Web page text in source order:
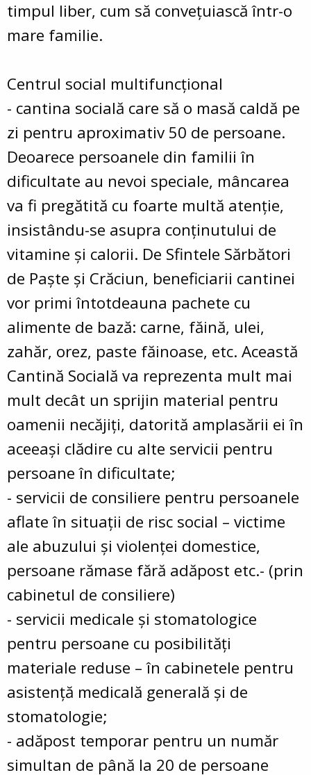
timpul liber, cum să conveţuiască într-o
mare familie.
Centrul social multifuncţional
- cantina socială care să o masă caldă pe
zi pentru aproximativ 50 de persoane.
Deoarece persoanele din familii în
dificultate au nevoi speciale, mâncarea
va fi pregătită cu foarte multă atenţie,
insistându-se asupra conţinutului de
vitamine şi calorii. De Sfintele Sărbători
de Paşte şi Crăciun, beneficiarii cantinei
vor primi întotdeauna pachete cu
alimente de bază: carne, făină, ulei,
zahăr, orez, paste făinoase, etc. Această
Cantină Socială va reprezenta mult mai
mult decât un sprijin material pentru
oamenii necăjiţi, datorită amplasării ei în
aceeaşi clădire cu alte servicii pentru
persoane în dificultate;
- servicii de consiliere pentru persoanele
aflate în situaţii de risc social – victime
ale abuzului şi violenţei domestice,
persoane rămase fără adăpost etc.- (prin
cabinetul de consiliere)
- servicii medicale şi stomatologice
pentru persoane cu posibilităţi
materiale reduse – în cabinetele pentru
asistenţă medicală generală și de
stomatologie;
- adăpost temporar pentru un număr
simultan de până la 20 de persoane